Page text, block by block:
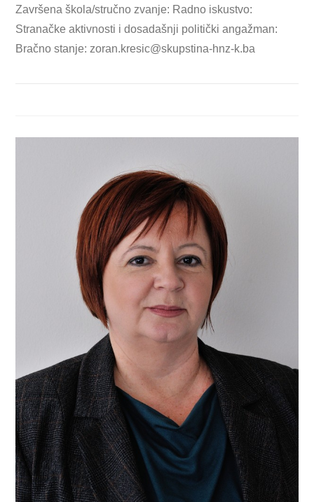
Završena škola/stručno zvanje: Radno iskustvo:
Stranačke aktivnosti i dosadašnji politički angažman:
Bračno stanje: zoran.kresic@skupstina-hnz-k.ba